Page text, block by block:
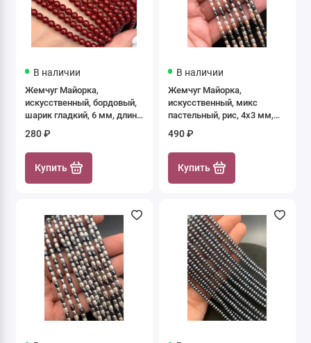
В наличии
Жемчуг Майорка,
искусственный, бордовый,
шарик гладкий, 6 мм, длина
280 ₽
Купить
В наличии
Жемчуг Майорка,
искусственный, микс
пастельный, рис, 4х3 мм,
490 ₽
Купить